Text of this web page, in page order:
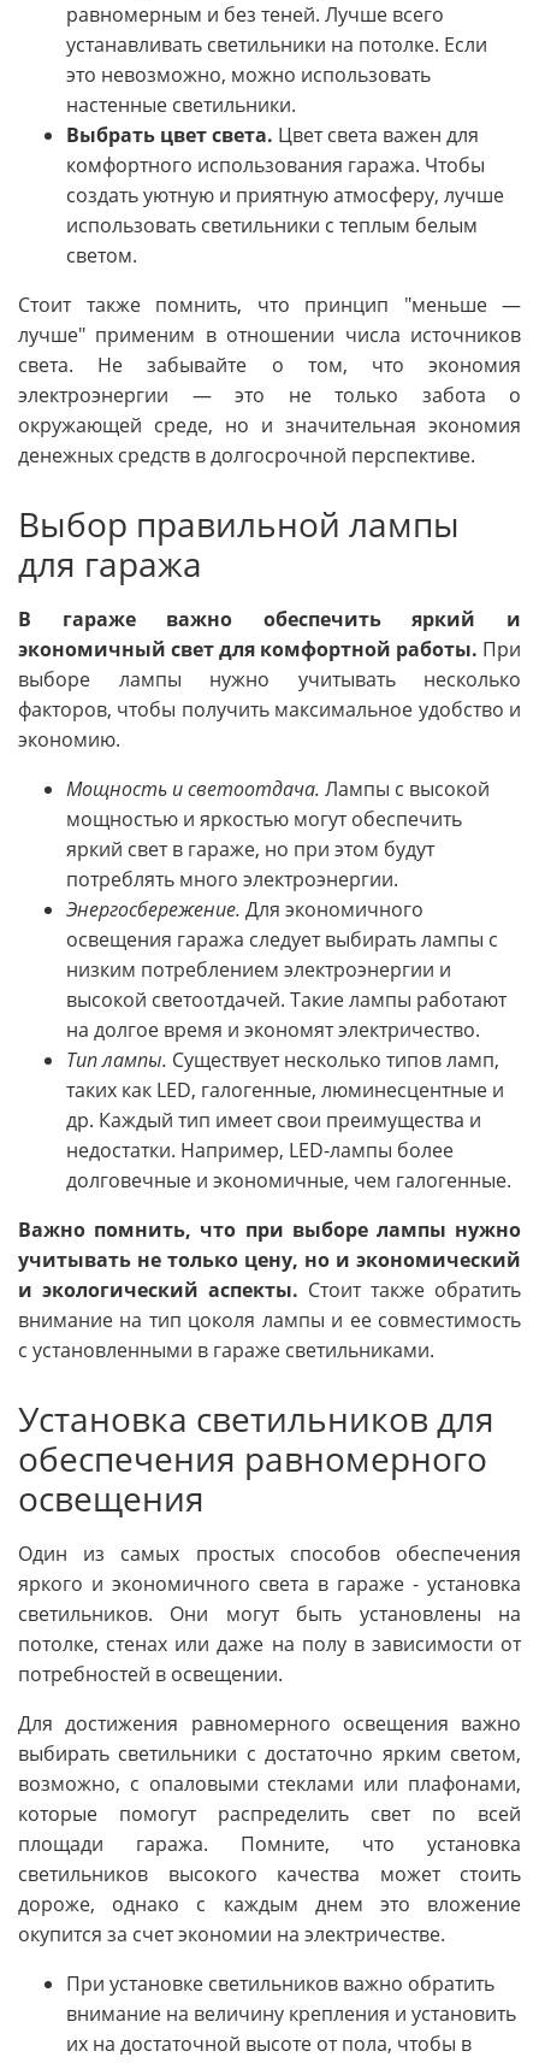
равномерным и без теней. Лучше всего
устанавливать светильники на потолке. Если
это невозможно, можно использовать
настенные светильники.
Выбрать цвет света. Цвет света важен для
комфортного использования гаража. Чтобы
создать уютную и приятную атмосферу, лучше
использовать светильники с теплым белым
светом.
Стоит также помнить, что принцип "меньше —
лучше" применим в отношении числа источников
света. Не забывайте о том, что экономия
электроэнергии — это не только забота о
окружающей среде, но и значительная экономия
денежных средств в долгосрочной перспективе.
Выбор правильной лампы
для гаража
В гараже важно обеспечить яркий и
экономичный свет для комфортной работы. При
выборе лампы нужно учитывать несколько
факторов, чтобы получить максимальное удобство и
экономию.
Мощность и светоотдача. Лампы с высокой
мощностью и яркостью могут обеспечить
яркий свет в гараже, но при этом будут
потреблять много электроэнергии.
Энергосбережение. Для экономичного
освещения гаража следует выбирать лампы с
низким потреблением электроэнергии и
высокой светоотдачей. Такие лампы работают
на долгое время и экономят электричество.
Тип лампы. Существует несколько типов ламп,
таких как LED, галогенные, люминесцентные и
др. Каждый тип имеет свои преимущества и
недостатки. Например, LED-лампы более
долговечные и экономичные, чем галогенные.
Важно помнить, что при выборе лампы нужно
учитывать не только цену, но и экономический
и экологический аспекты. Стоит также обратить
внимание на тип цоколя лампы и ее совместимость
с установленными в гараже светильниками.
Установка светильников для
обеспечения равномерного
освещения
Один из самых простых способов обеспечения
яркого и экономичного света в гараже - установка
светильников. Они могут быть установлены на
потолке, стенах или даже на полу в зависимости от
потребностей в освещении.
Для достижения равномерного освещения важно
выбирать светильники с достаточно ярким светом,
возможно, с опаловыми стеклами или плафонами,
которые помогут распределить свет по всей
площади гаража. Помните, что установка
светильников высокого качества может стоить
дороже, однако с каждым днем это вложение
окупится за счет экономии на электричестве.
При установке светильников важно обратить
внимание на величину крепления и установить
их на достаточной высоте от пола, чтобы в